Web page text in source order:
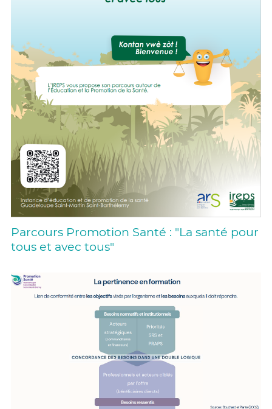
Parcours Promotion Santé : "La santé pour
tous et avec tous"